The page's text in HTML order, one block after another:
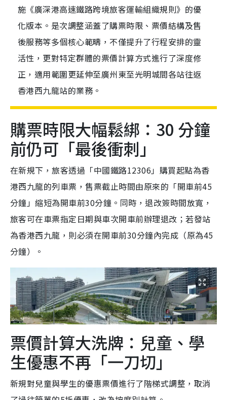
施《廣深港高速鐵路跨境旅客運輸組織規則》的優
化版本。是次調整涵蓋了購票時限、票價結構及售
後服務等多個核心範疇，不僅提升了行程安排的靈
活性，更對特定群體的票價計算方式進行了深度修
正，適用範圍更延伸至廣州東至光明城間各站往返
香港西九龍站的業務。
購票時限大幅鬆綁：30 分鐘
前仍可「最後衝刺」
在新規下，旅客透過「中國鐵路12306」購買起點為香
港西九龍的列車票，售票截止時間由原來的「開車前45
分鐘」縮短為開車前30分鐘。同時，退改簽時間放寬，
旅客可在車票指定日期與車次開車前辦理退改；若發站
為香港西九龍，則必須在開車前30分鐘內完成（原為45
分鐘）。
票價計算大洗牌：兒童、學
生優惠不再「一刀切」
新規對兒童與學生的優惠票價進行了階梯式調整，取消